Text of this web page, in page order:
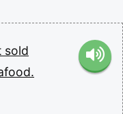
sold